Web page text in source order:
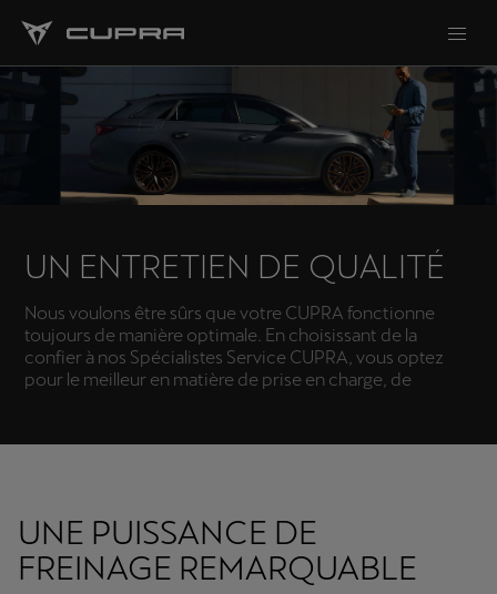
UN ENTRETIEN DE QUALITÉ
Nous voulons être sûrs que votre CUPRA fonctionne
toujours de manière optimale. En choisissant de la
confier à nos Spécialistes Service CUPRA, vous optez
pour le meilleur en matière de prise en charge, de
UNE PUISSANCE DE
FREINAGE REMARQUABLE